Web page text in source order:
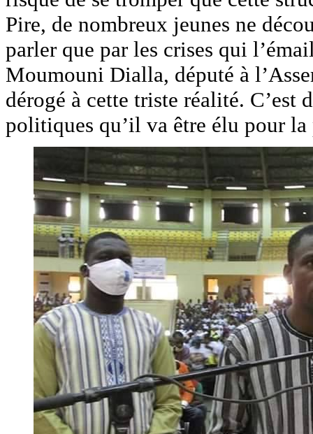
Pire, de nombreux jeunes ne
parler que par les crises qui
Moumouni Dialla, député à
dérogé à cette triste réalité. C’est
politiques qu’il va être élu pour